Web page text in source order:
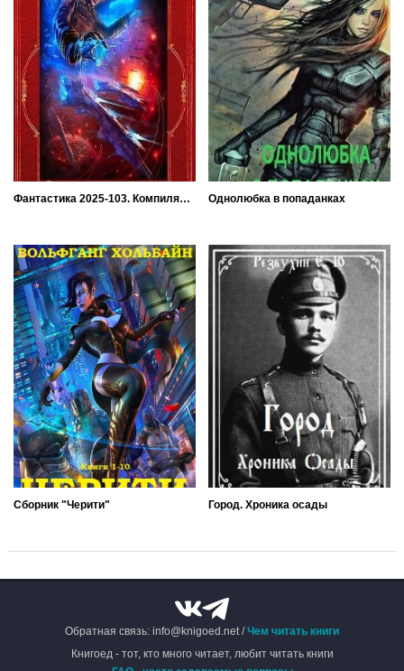
Фантастика 2025-103. Компиляция. Книги 1-17 Однолюбка в попаданках
Сборник "Черити" Город. Хроника осады
Обратная связь: info@knigoed.net /Чем читать книги
Книгоед - тот, кто много читает, любит читать книги